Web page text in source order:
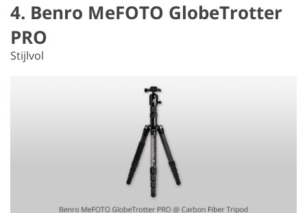
4. Benro MeFOTO GlobeTrotter
PRO
Stijlvol